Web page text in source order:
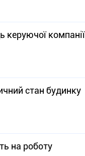
керуючої компанії
стан будинку
на роботу